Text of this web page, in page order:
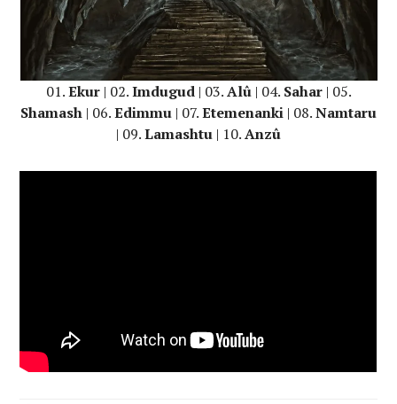
01.Ekur| 02.Imdugud| 03.Alû| 04. Sahar| 05.
Shamash | 06.Edimmu | 07.Etemenanki | 08.Namtaru
| 09.Lamashtu | 10.Anzû